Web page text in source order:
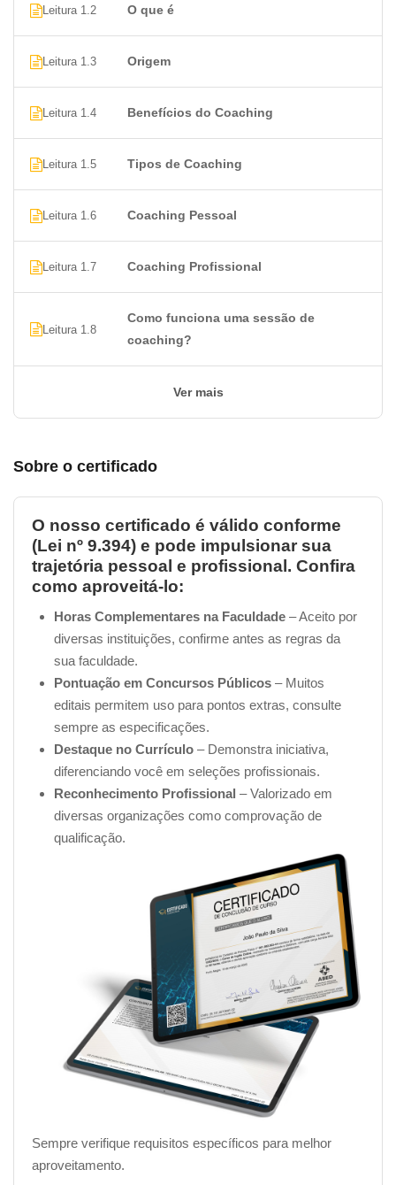
Leitura 1.2 O que é
Leitura 1.3 Origem
Leitura 1.4 Benefícios do Coaching
Leitura 1.5 Tipos de Coaching
Leitura 1.6 Coaching Pessoal
Leitura 1.7 Coaching Profissional
Leitura 1.8
Como funciona uma sessão de
coaching?
Ver mais
Sobre o certificado
O nosso certificado é válido conforme
(Lei nº 9.394) e pode impulsionar sua
trajetória pessoal e profissional. Confira
como aproveitá-lo:
Horas Complementares na Faculdade – Aceito por
diversas instituições, confirme antes as regras da
sua faculdade.
Pontuação em Concursos Públicos – Muitos
editais permitem uso para pontos extras, consulte
sempre as especificações.
Destaque no Currículo – Demonstra iniciativa,
diferenciando você em seleções profissionais.
Reconhecimento Profissional – Valorizado em
diversas organizações como comprovação de
qualificação.
Sempre verifique requisitos específicos para melhor
aproveitamento.